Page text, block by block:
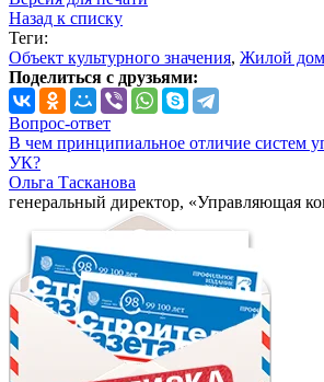
Назад к списку
Теги:
Объект культурного значения, Жилой
Поделиться с друзьями:
Вопрос-ответ
В чем принципиальное отличие систем
УК?
Ольга Тасканова
генеральный директор, «Управляющая